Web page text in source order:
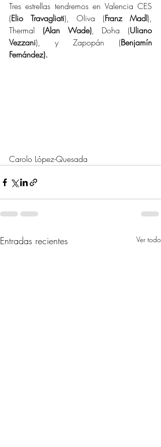
Tres estrellas tendremos en Valencia CES
(Elio Travagliati), Oliva (Franz Madl),
Thermal (Alan Wade), Doha (Uliano
Vezzani), y Zapopán (Benjamín
Fernández).
Carolo López-Quesada
Entradas recientes Ver todo